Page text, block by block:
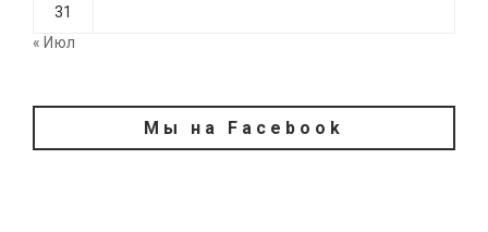
31
« Июл
Мы на Facebook